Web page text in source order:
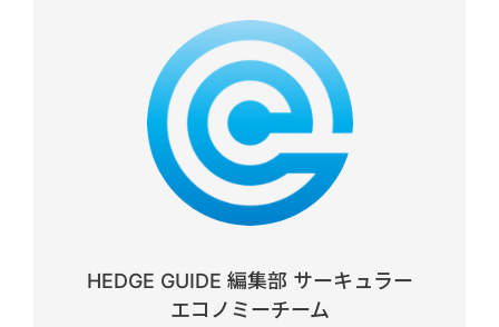
HEDGE GUIDE 編集部 サーキュラー
エコノミーチーム